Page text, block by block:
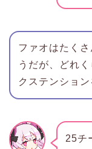
ファオはたく
うだが、どれ
クステンショ
25チ